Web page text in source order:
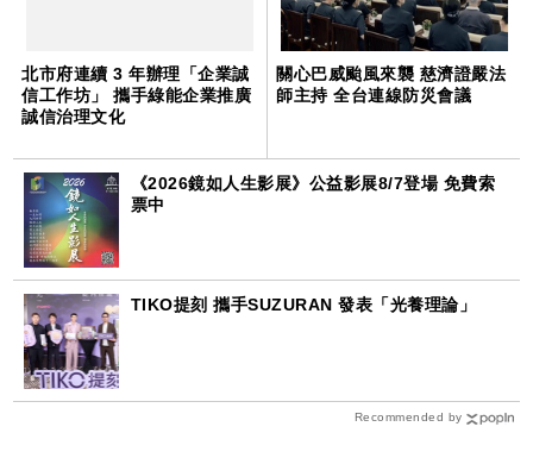
北市府連續 3 年辦理「企業誠
信工作坊」 攜手綠能企業推廣
誠信治理文化
關心巴威颱風來襲 慈濟證嚴法
師主持 全台連線防災會議
《2026鏡如人生影展》公益影展8/7登場 免費索
票中
TIKO提刻 攜手SUZURAN 發表「光養理論」
Recommended by